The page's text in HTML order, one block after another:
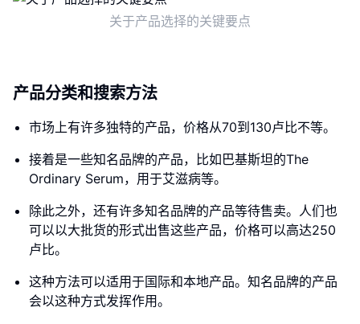
关于产品选择的关键要点
产品分类和搜索方法
市场上有许多独特的产品，价格从70到130卢比不等。
接着是一些知名品牌的产品，比如巴基斯坦的The
Ordinary Serum，用于艾滋病等。
除此之外，还有许多知名品牌的产品等待售卖。人们也
可以以大批货的形式出售这些产品，价格可以高达250
卢比。
这种方法可以适用于国际和本地产品。知名品牌的产品
会以这种方式发挥作用。